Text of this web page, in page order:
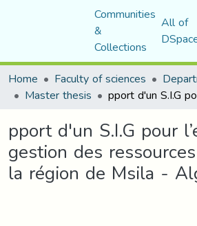
Communities
&
Collections
All of
Home
Faculty of sciences
Master thesis
pport d'un S.I.G pour
gestion des
la région de Msila -